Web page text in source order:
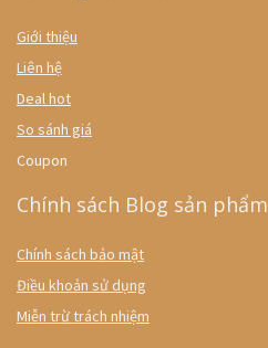
Giới thiệu
Liên hệ
Deal hot
So sánh giá
Coupon
Chính sách Blog sản phẩm
Chính sách bảo mật
Điều khoản sử dụng
Miễn trừ trách nhiệm